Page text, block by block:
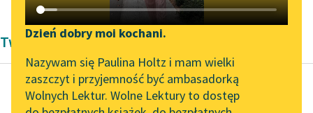
Katalog DAISY
Podkasty o książkach
Zgłoś brak utworu
Aktualności
Spotkanie z Katarzyną
Tunkiel w Oslo
Narzędzia
Mapa Wolnych Lektur
Dzień dobry moi kochani.
Nazywam się Paulina Holtz i mam wielki
zaszczyt i przyjemność być ambasadorką
Wolnych Lektur. Wolne Lektury to dostęp
Twórczość Zofii Urbanowskiej